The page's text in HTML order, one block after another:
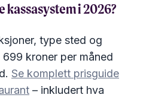
kassasystem i 2026?
type sted og
kroner per måned
Se komplett prisguide
– inkludert hva